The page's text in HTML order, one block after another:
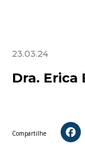
23.03.24
Dra.
Compartilhe